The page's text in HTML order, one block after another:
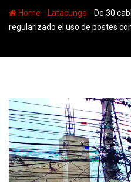
Home - Latacunga - De 30
regularizado el uso de postes